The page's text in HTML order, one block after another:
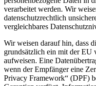
verarbeitet werden. Wir
datenschutzrechtlich
vergleichbares
Wir weisen darauf hin, dass
grundsätzlich ein mit der EU
aufweisen. Eine
wenn der Empfänger eine
Privacy Framework“ (DPF)